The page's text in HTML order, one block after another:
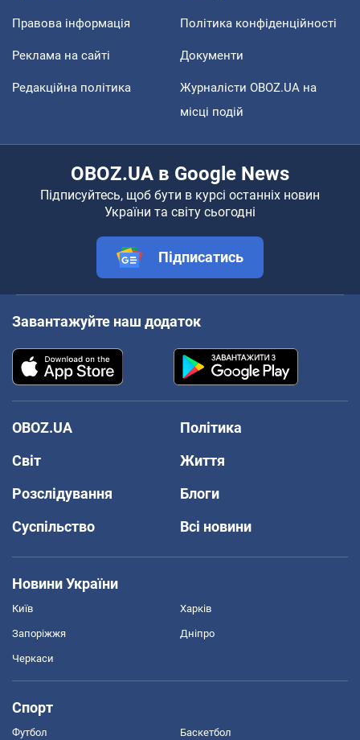
Правова інформація Політика конфіденційності
Реклама на сайті Документи
Редакційна політика
Журналісти OBOZ.UA на
місці подій
OBOZ.UA в Google News
Підписуйтесь, щоб бути в курсі останніх новин
України та світу сьогодні
Підписатись
Завантажуйте наш додаток
OBOZ.UA
Політика
Світ
Життя
Розслідування
Блоги
Суспільство
Всі новини
Новини України
Київ Харків
Запоріжжя Дніпро
Черкаси
Спорт
Футбол Баскетбол